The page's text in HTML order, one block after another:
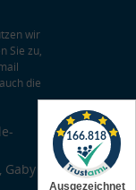
wir
Sie zu,
die
Gaby